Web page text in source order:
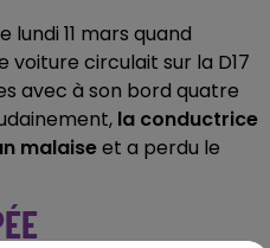
lundi 11 mars quand
voiture circulait sur la D17
avec à son bord quatre
la conductrice
malaiseet a perdu le